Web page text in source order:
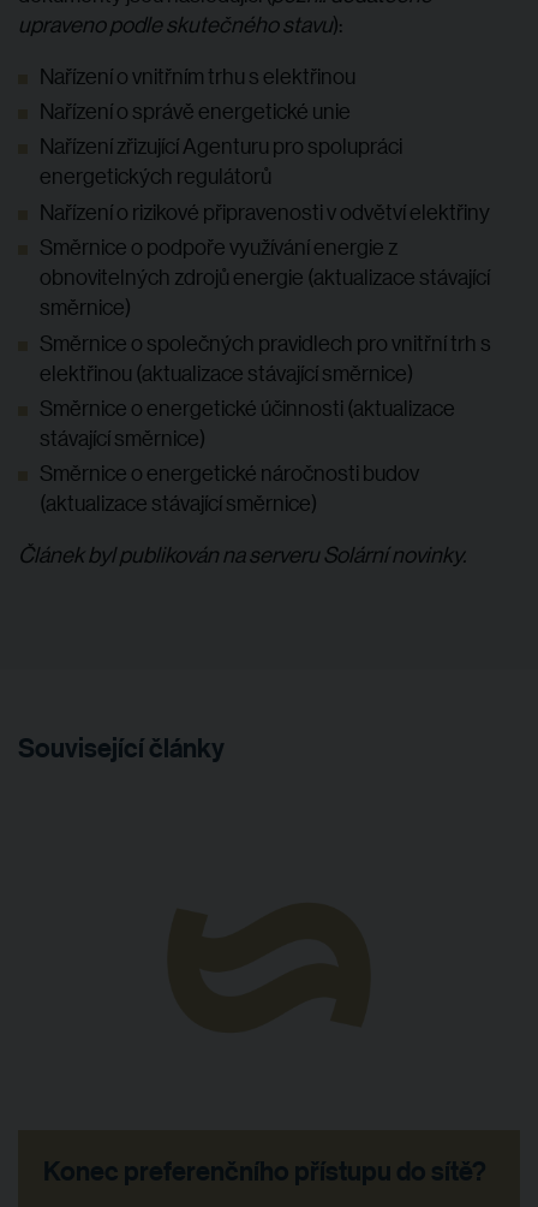
upraveno podle skutečného stavu):
Nařízení o vnitřním trhu s elektřinou
Nařízení o správě energetické unie
Nařízení zřizující Agenturu pro spolupráci
energetických regulátorů
Nařízení o rizikové připravenosti v odvětví elektřiny
Směrnice o podpoře využívání energie z
obnovitelných zdrojů energie (aktualizace stávající
směrnice)
Směrnice o společných pravidlech pro vnitřní trh s
elektřinou (aktualizace stávající směrnice)
Směrnice o energetické účinnosti (aktualizace
stávající směrnice)
Směrnice o energetické náročnosti budov
(aktualizace stávající směrnice)
Článek byl publikován na serveru Solární novinky.
Související články
Konec preferenčního přístupu do sítě?